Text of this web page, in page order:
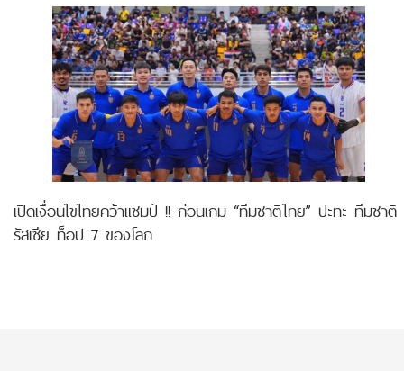
เปิดเงื่อนไขไทยคว้าแชมป์ !! ก่อนเกม “ทีมชาติไทย” ปะทะ ทีมชาติ
รัสเซีย ท็อป 7 ของโลก